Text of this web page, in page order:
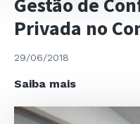
Privada no
29/06/2018
Saiba maisGestão
Conflitos: